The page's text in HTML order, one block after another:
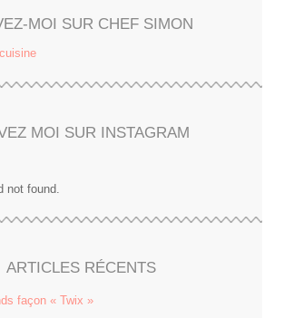
MOI SUR CHEF SIMON
MOI SUR INSTAGRAM
not found.
ARTICLES RÉCENTS
façon « Twix »